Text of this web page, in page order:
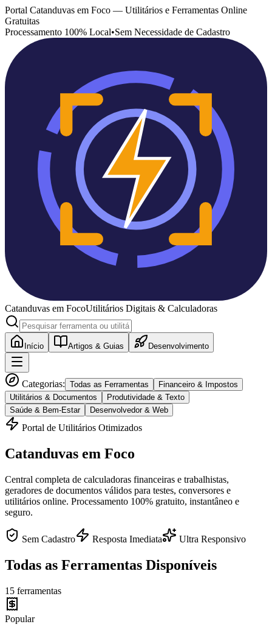
Portal Catanduvas em Foco — Utilitários e Ferramentas Online
Gratuitas
Processamento 100% Local•Sem Necessidade de Cadastro
Catanduvas em FocoUtilitários Digitais & Calculadoras
Início Artigos & Guias Desenvolvimento
Categorias: Todas as Ferramentas
Financeiro & Impostos
Utilitários & Documentos
Produtividade & Texto
Saúde & Bem-Estar
Desenvolvedor & Web
Portal de Utilitários Otimizados
Catanduvas em Foco
Central completa de calculadoras financeiras e trabalhistas,
geradores de documentos válidos para testes, conversores e
utilitários online. Processamento 100% gratuito, instantâneo e
seguro.
Sem Cadastro Resposta Imediata Ultra Responsivo
Todas as Ferramentas Disponíveis
15 ferramentas
Popular